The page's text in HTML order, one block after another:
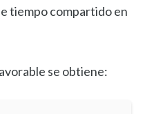
tiempo compartido en
se obtiene: